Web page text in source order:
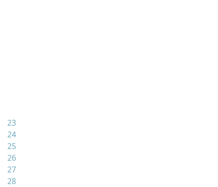
23
24
25
26
27
28